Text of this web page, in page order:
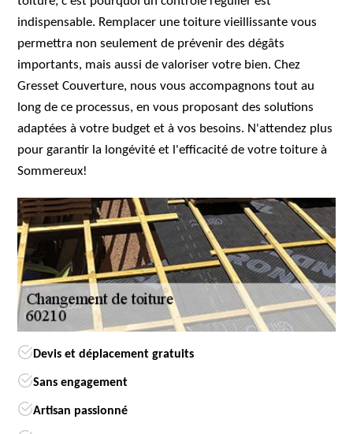
indispensable. Remplacer une toiture vieillissante vous
permettra non seulement de prévenir des dégâts
importants, mais aussi de valoriser votre bien. Chez
Gresset Couverture, nous vous accompagnons tout au
long de ce processus, en vous proposant des solutions
adaptées à votre budget et à vos besoins. N'attendez plus
pour garantir la longévité et l'efficacité de votre toiture à
Sommereux!
Devis et déplacement gratuits
Sans engagement
Artisan passionné